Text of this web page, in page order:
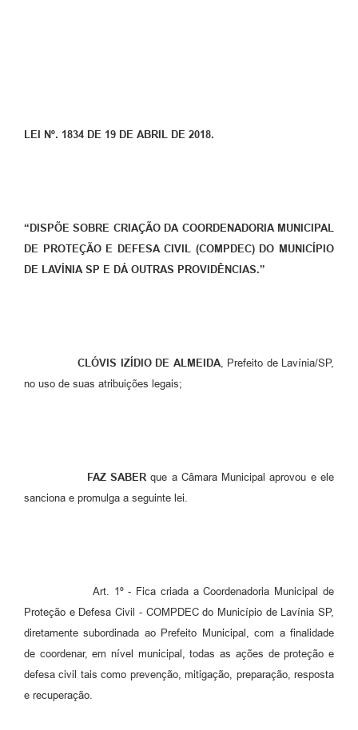
Contas Públicas
Cultura
Defesa Civil Municipal
Turismo
LEI Nº. 1834 DE 19 DE ABRIL DE 2018.
“DISPÕE SOBRE CRIAÇÃO DA COORDENADORIA MUNICIPAL
DE PROTEÇÃO E DEFESA CIVIL (COMPDEC) DO MUNICÍPIO
DE LAVÍNIA SP E DÁ OUTRAS PROVIDÊNCIAS.”
CLÓVIS IZÍDIO DE ALMEIDA, Prefeito de Lavínia/SP,
no uso de suas atribuições legais;
FAZ SABERque a Câmara Municipal aprovou e ele
sanciona e promulga a seguinte lei.
Art. 1º - Fica criada a Coordenadoria Municipal de
Proteção e Defesa Civil - COMPDEC do Município de Lavínia SP,
diretamente subordinada ao Prefeito Municipal, com a finalidade
de coordenar, em nível municipal, todas as ações de proteção e
defesa civil tais como prevenção, mitigação, preparação, resposta
e recuperação.